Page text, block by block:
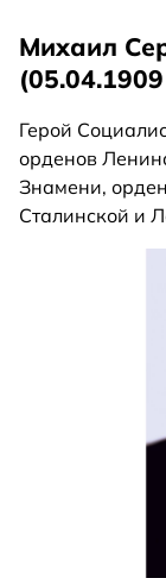
Михаил
Герой
орденов
Знамени,
Сталинской и